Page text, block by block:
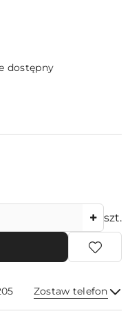
dostępny
szt.
Zostaw telefon